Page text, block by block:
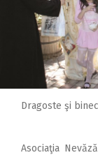
Dragoste şi
Asociaţia